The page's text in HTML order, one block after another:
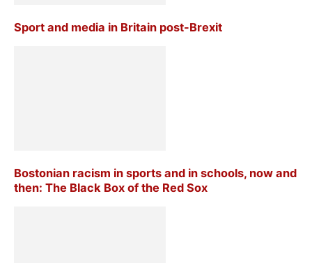
Sport and media in Britain post-Brexit
Bostonian racism in sports and in schools, now and
then: The Black Box of the Red Sox